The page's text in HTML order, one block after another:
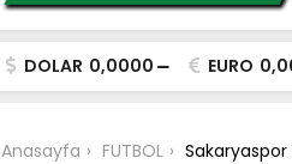
DOLAR 0,0000 EURO
Anasayfa FUTBOL